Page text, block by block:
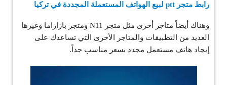
رابط متجر ptt لبيع الهواتف المستعملة المجددة في تركيا
وهناك أيضاً متاجر أخرى مثل متجر N11 ومتجر بازاراما وغيرها
العديد من التطبيقات والمتاجر الأخرى التي تساعدك على
إيجاد هاتف مستعمل مجدد بسعر مناسب جداً.